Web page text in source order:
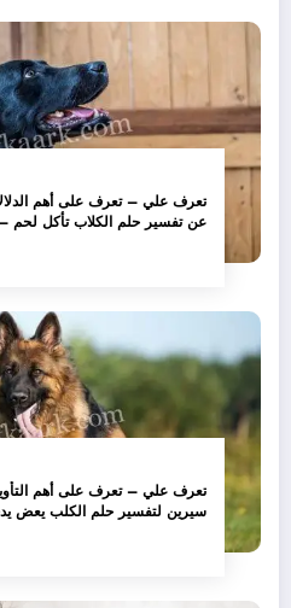
تعرف علي – تعرف على أهم
عن تفسير حلم الكلاب تأكل لحم
تعرف علي – تعرف على أهم
سيرين لتفسير حلم الكلب يعض